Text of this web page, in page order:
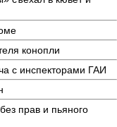
конопли
с инспекторами ГАИ
прав и пьяного